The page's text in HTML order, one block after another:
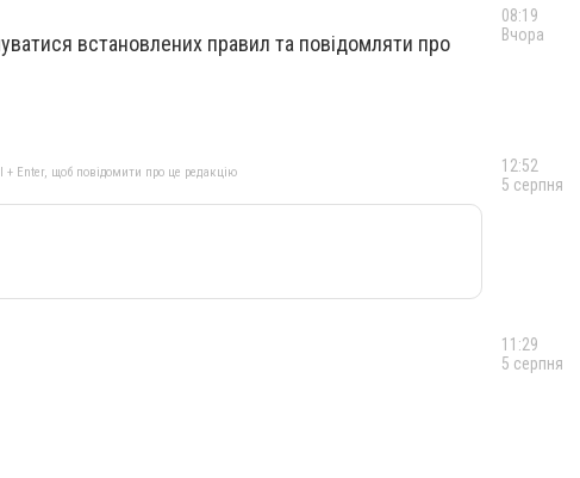
встановлених правил та повідомляти про
+ Enter, щоб повідомити про це редакцію
08:19
Вчора
12:52
5 серпня
11:29
5 серпня